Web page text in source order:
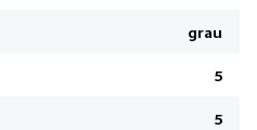
grau
5
5